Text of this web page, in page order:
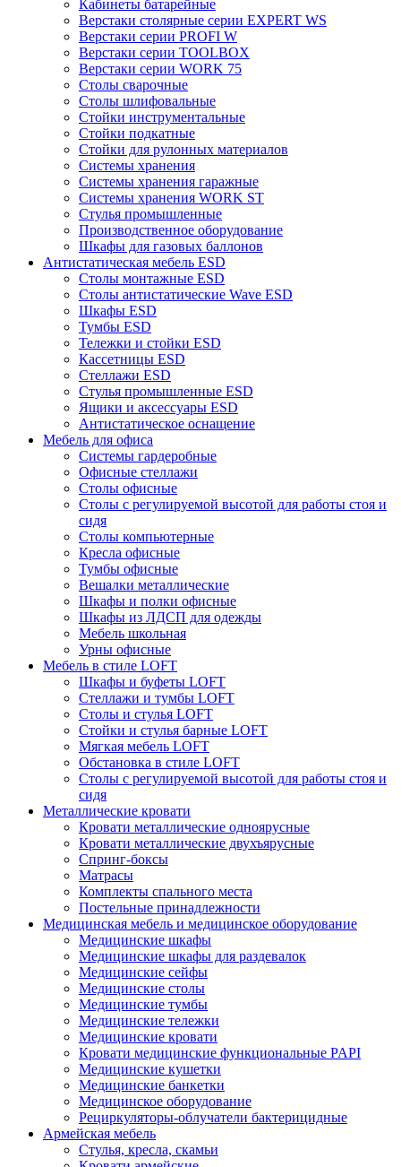
Кабинеты батарейные
Верстаки столярные серии EXPERT WS
Верстаки серии PROFI W
Верстаки серии TOOLBOX
Верстаки серии WORK 75
Столы сварочные
Столы шлифовальные
Стойки инструментальные
Стойки подкатные
Стойки для рулонных материалов
Системы хранения
Системы хранения гаражные
Системы хранения WORK ST
Стулья промышленные
Производственное оборудование
Шкафы для газовых баллонов
Антистатическая мебель ESD
Столы монтажные ESD
Столы антистатические Wave ESD
Шкафы ESD
Тумбы ESD
Тележки и стойки ESD
Кассетницы ESD
Стеллажи ESD
Стулья промышленные ESD
Ящики и аксессуары ESD
Антистатическое оснащение
Мебель для офиса
Системы гардеробные
Офисные стеллажи
Столы офисные
Столы с регулируемой высотой для работы стоя и
сидя
Столы компьютерные
Кресла офисные
Тумбы офисные
Вешалки металлические
Шкафы и полки офисные
Шкафы из ЛДСП для одежды
Мебель школьная
Урны офисные
Мебель в стиле LOFT
Шкафы и буфеты LOFT
Стеллажи и тумбы LOFT
Столы и стулья LOFT
Стойки и стулья барные LOFT
Мягкая мебель LOFT
Обстановка в стиле LOFT
Столы с регулируемой высотой для работы стоя и
сидя
Металлические кровати
Кровати металлические одноярусные
Кровати металлические двухъярусные
Спринг-боксы
Матрасы
Комплекты спального места
Постельные принадлежности
Медицинская мебель и медицинское оборудование
Медицинские шкафы
Медицинские шкафы для раздевалок
Медицинские сейфы
Медицинские столы
Медицинские тумбы
Медицинские тележки
Медицинские кровати
Кровати медицинские функциональные PAPI
Медицинские кушетки
Медицинские банкетки
Медицинское оборудование
Рециркуляторы-облучатели бактерицидные
Армейская мебель
Стулья, кресла, скамьи